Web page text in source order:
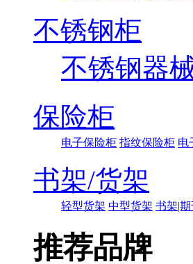
不锈钢柜
不锈钢器
保险柜
电子保险柜 指纹保险柜 电
书架/货架
轻型货架 中型货架 书架|
推荐品牌